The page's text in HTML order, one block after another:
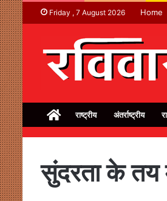
Friday , 7 August 2026 Home
Homeराष्ट्रीय अंतर्राष्ट्रीय
सुंदरता के तय